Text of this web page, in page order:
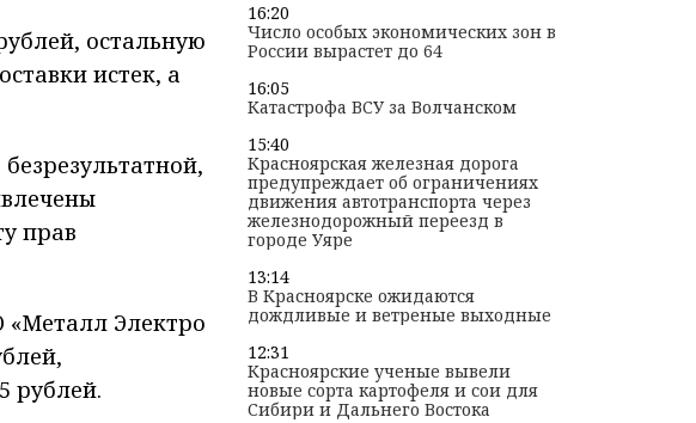
остальную
истек, а
прав
«Металл Электро
рублей.
16:20
Число особых экономических зон в
России вырастет до 64
16:05
Катастрофа ВСУ за Волчанском
15:40
Красноярская железная дорога
предупреждает об ограничениях
движения автотранспорта через
железнодорожный переезд в
городе Уяре
13:14
В Красноярске ожидаются
дождливые и ветреные выходные
12:31
Красноярские ученые вывели
новые сорта картофеля и сои для
Сибири и Дальнего Востока